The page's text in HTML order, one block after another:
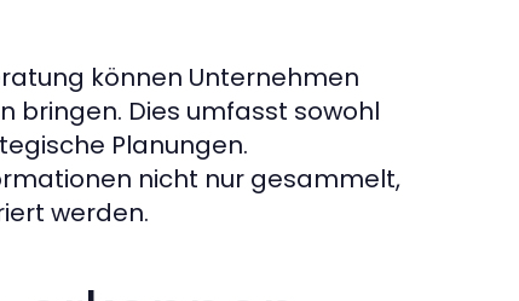
können Unternehmen
bringen. Dies umfasst sowohl
Planungen.
nicht nur gesammelt,
werden.